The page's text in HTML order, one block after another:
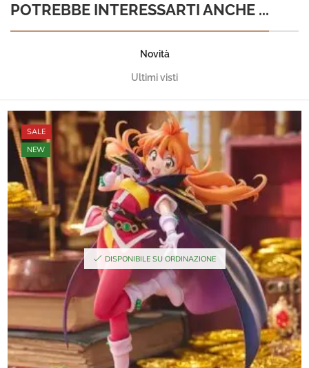
POTREBBE INTERESSARTI ANCHE ...
Novità
Ultimi visti
SALE
NEW
DISPONIBILE SU ORDINAZIONE